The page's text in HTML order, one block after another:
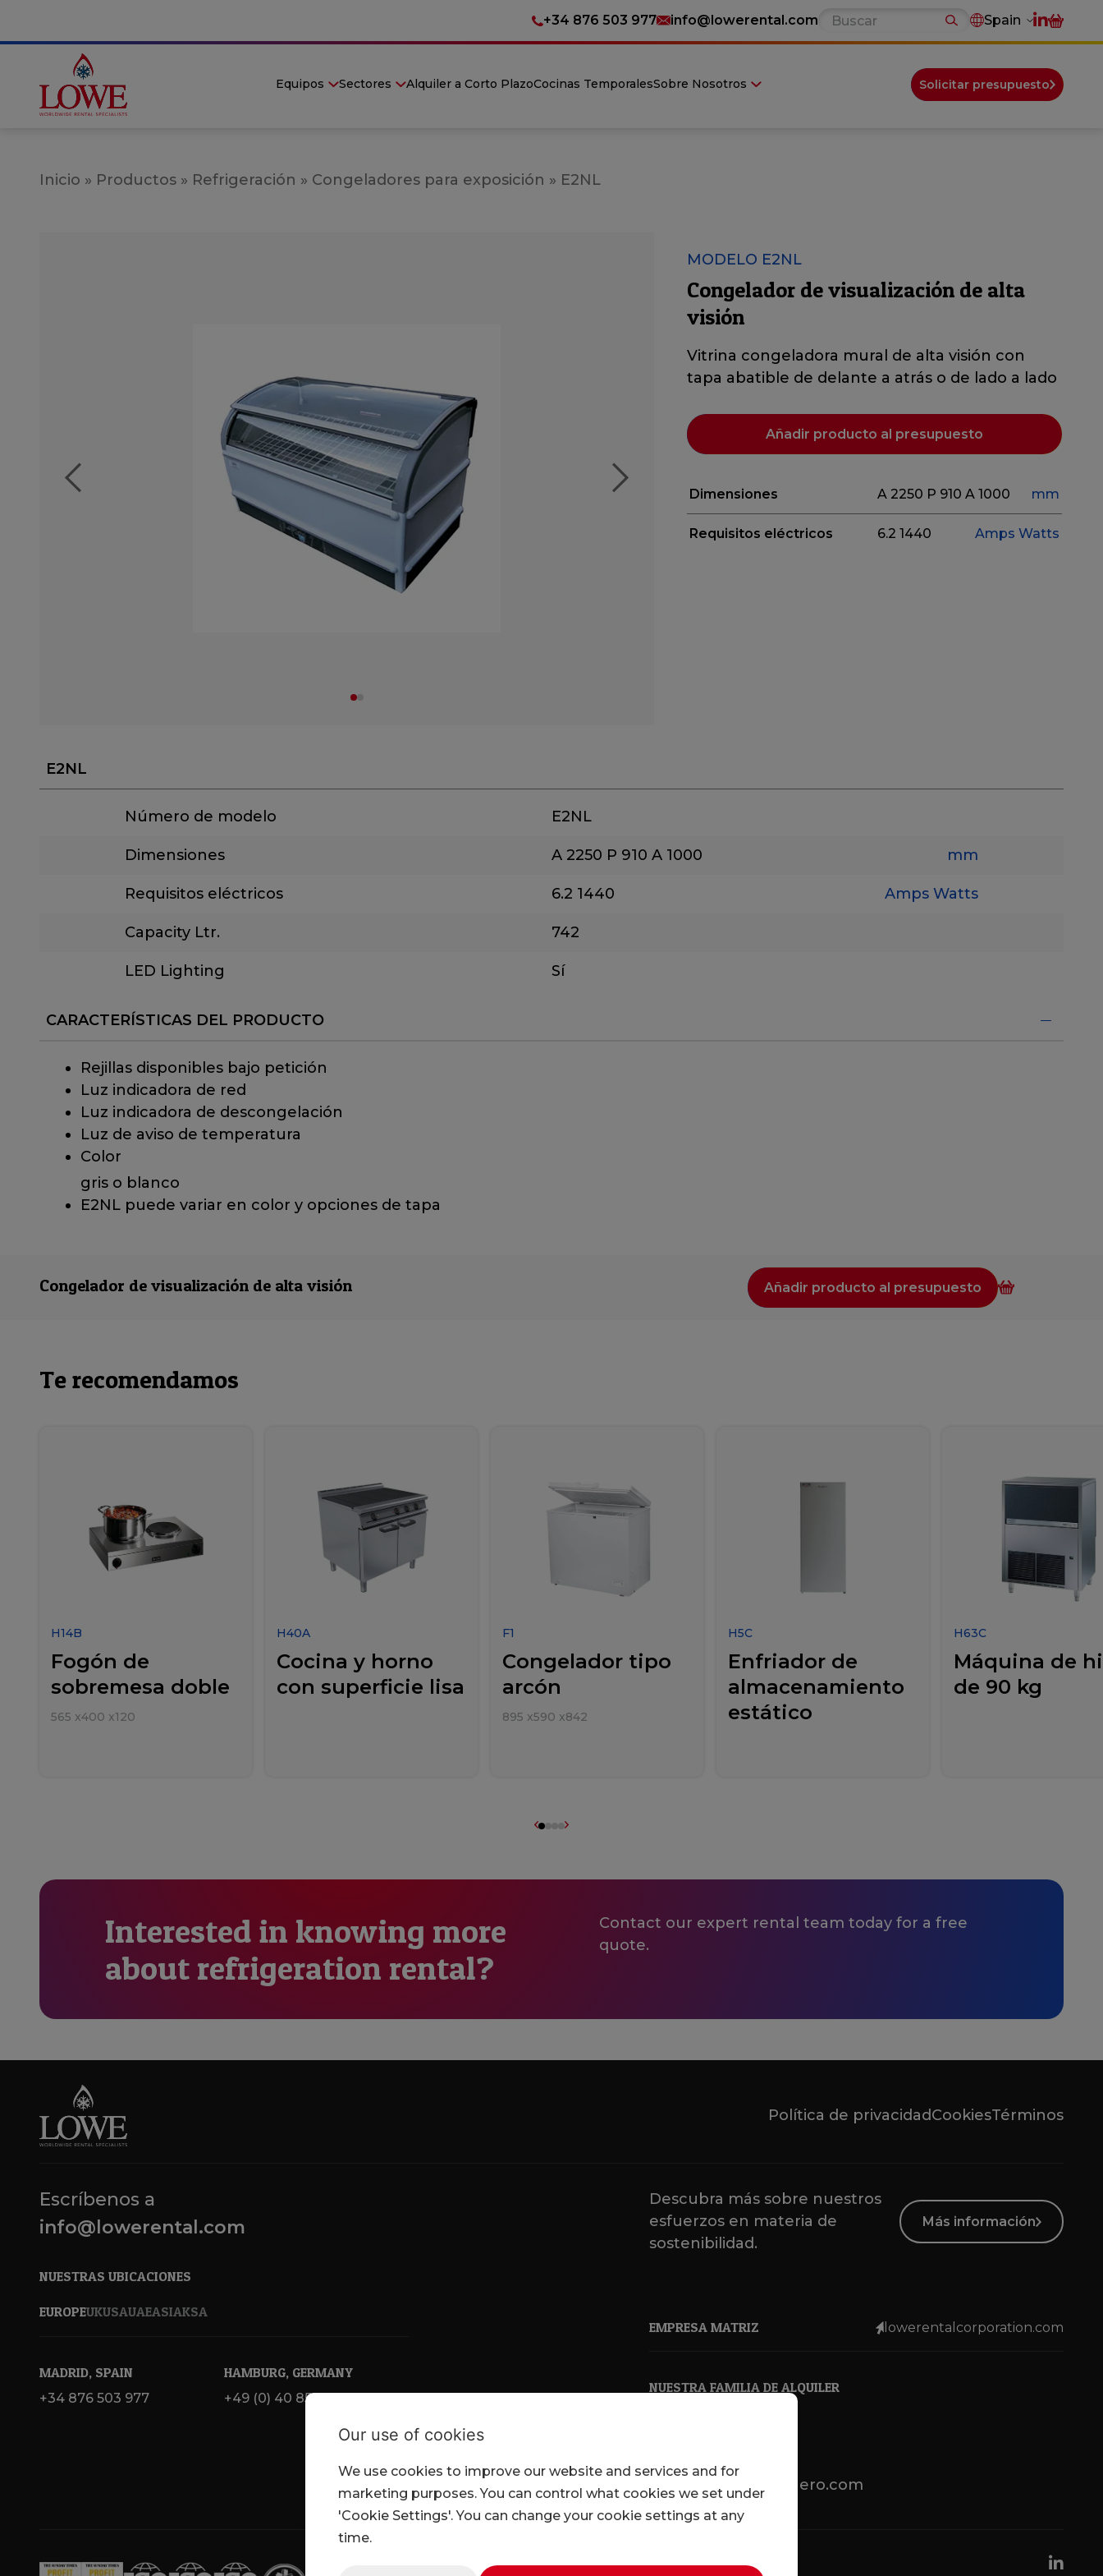
+34 876 503 977 info@lowerental.com Spain
Equipos Sectores Alquiler a Corto PlazoCocinas TemporalesSobre Nosotros Solicitar presupuesto
Inicio » Productos » Refrigeración » Congeladores para exposición » E2NL
MODELO E2NL
Congelador de visualización de alta
visión
Vitrina congeladora mural de alta visión con
tapa abatible de delante a atrás o de lado a lado
Añadir producto al presupuesto
Dimensiones A 2250 P 910 A 1000 mm
Requisitos eléctricos 6.21440 Amps Watts
E2NL
Número de modelo E2NL
Dimensiones A 2250 P 910 A 1000 mm
Requisitos eléctricos 6.2 1440 Amps Watts
Capacity Ltr. 742
LED Lighting Sí
CARACTERÍSTICAS DEL PRODUCTO
Rejillas disponibles bajo petición
Luz indicadora de red
Luz indicadora de descongelación
Luz de aviso de temperatura
Color
gris o blanco
E2NL puede variar en color y opciones de tapa
Congelador de visualización de alta visión Añadir producto al presupuesto
Te recomendamos
H14B
Fogón de
sobremesa doble
565 x400 x120
H40A
Cocina y horno
con superficie lisa
F1
Congelador tipo
arcón
895 x590 x842
H5C
Enfriador de
almacenamiento
estático
H63C
Máquina de
de 90 kg
Interested in knowing more
about refrigeration rental?
Contact our expert rental team today for a free
quote.
Política de privacidadCookiesTérminos
Escríbenos a
info@lowerental.com
NUESTRAS UBICACIONES
EUROPEUKUSAUAEASIAKSA
MADRID, SPAIN
+34 876 503 977
HAMBURG, GERMANY
+49 (0) 40 855 384 01
Descubra más sobre nuestros
esfuerzos en materia de
sostenibilidad.
Más información
EMPRESA MATRIZ lowerentalcorporation.com
NUESTRA FAMILIA DE ALQUILER
pkl.co.uk lotsenbuero.com
Our use of cookies
We use cookies to improve our website and services and for
marketing purposes. You can control what cookies we set under
'Cookie Settings'. You can change your cookie settings at any
time.